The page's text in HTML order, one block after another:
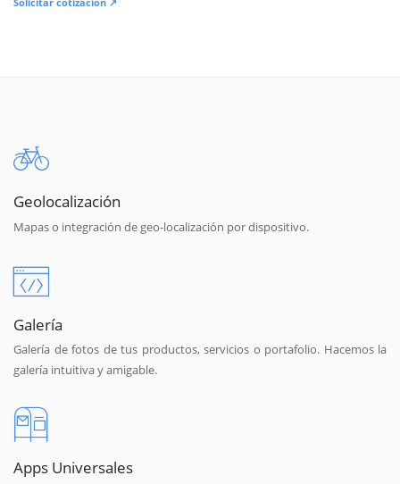
Geolocalización
Mapas o integración de geo-localización por dispositivo.
Galería
Galería de fotos de tus productos, servicios o portafolio. Hacemos la
galería intuitiva y amigable.
Apps Universales